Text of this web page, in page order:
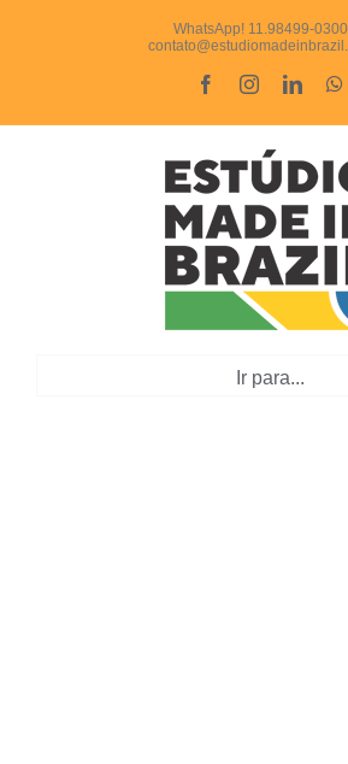
WhatsApp! 11.98499-0300
FacebookInstagram
Ir para...